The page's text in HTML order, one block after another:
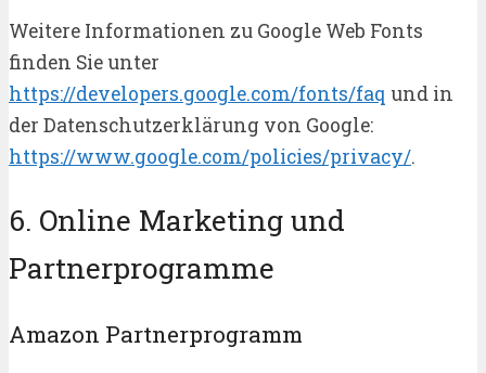
Weitere Informationen zu Google Web Fonts
finden Sie unter
https://developers.google.com/fonts/faq und in
der Datenschutzerklärung von Google:
https://www.google.com/policies/privacy/.
6. Online Marketing und
Partnerprogramme
Amazon Partnerprogramm